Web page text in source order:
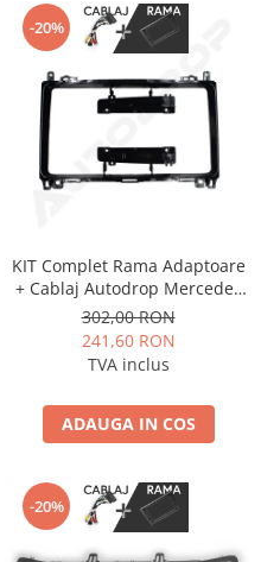
-20%
KIT Complet Rama Adaptoare
+ Cablaj Autodrop Mercedes
Benz Sprinter, Viano, Vito, A/B
Class, Crafter pentru
Navigatie Multimedia Android
302,00 RON
241,60 RON
TVA inclus
ADAUGA IN COS
-20%